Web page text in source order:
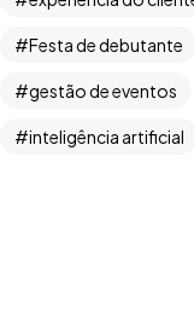
Festa de debutante
gestão de eventos
inteligência artificial
Copyright